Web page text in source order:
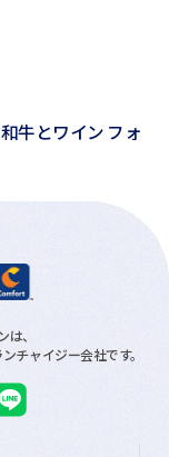
和牛とワイン フォ
、
チャイジー会社です。